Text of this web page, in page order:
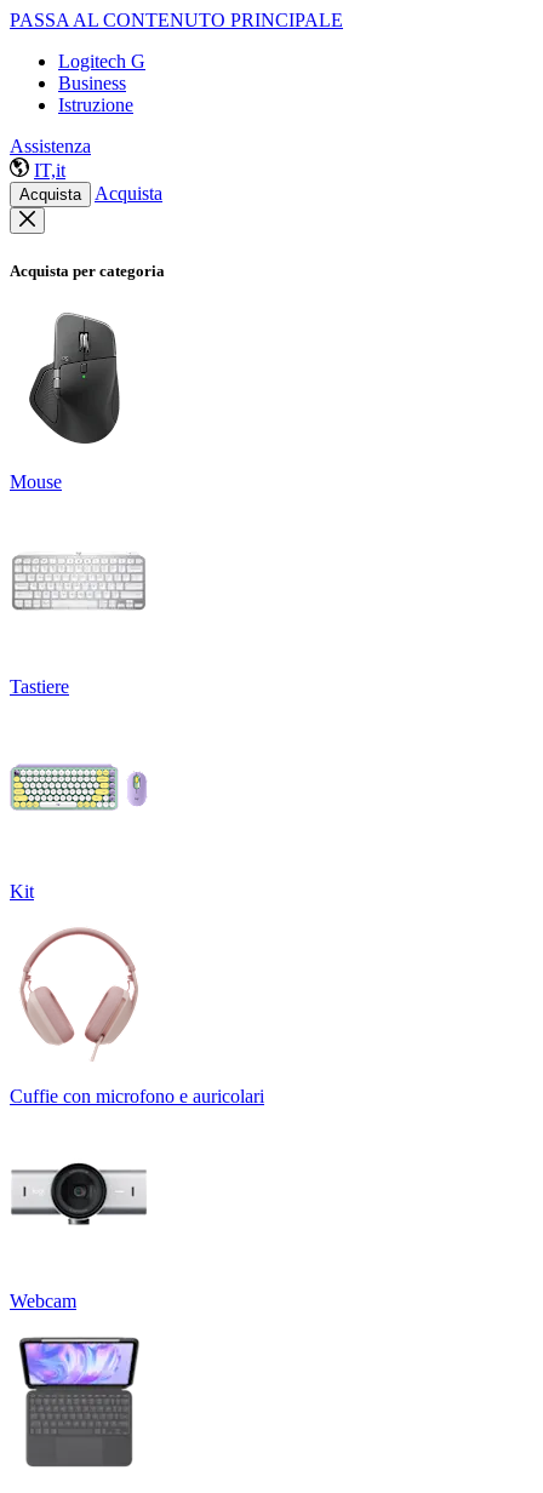
PASSA AL CONTENUTO PRINCIPALE
Logitech G
Business
Istruzione
Assistenza
IT,it
Acquista Acquista
Acquista per categoria
Mouse
Tastiere
Kit
Cuffie con microfono e auricolari
Webcam